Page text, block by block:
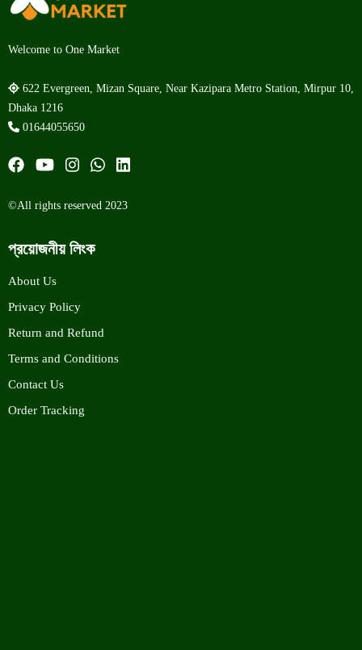
Welcome to One Market
622 Evergreen, Mizan Square, Near Kazipara Metro Station, Mirpur 10,
Dhaka 1216
01644055650
©All rights reserved 2023
প্রয়োজনীয় লিংক
About Us
Privacy Policy
Return and Refund
Terms and Conditions
Contact Us
Order Tracking